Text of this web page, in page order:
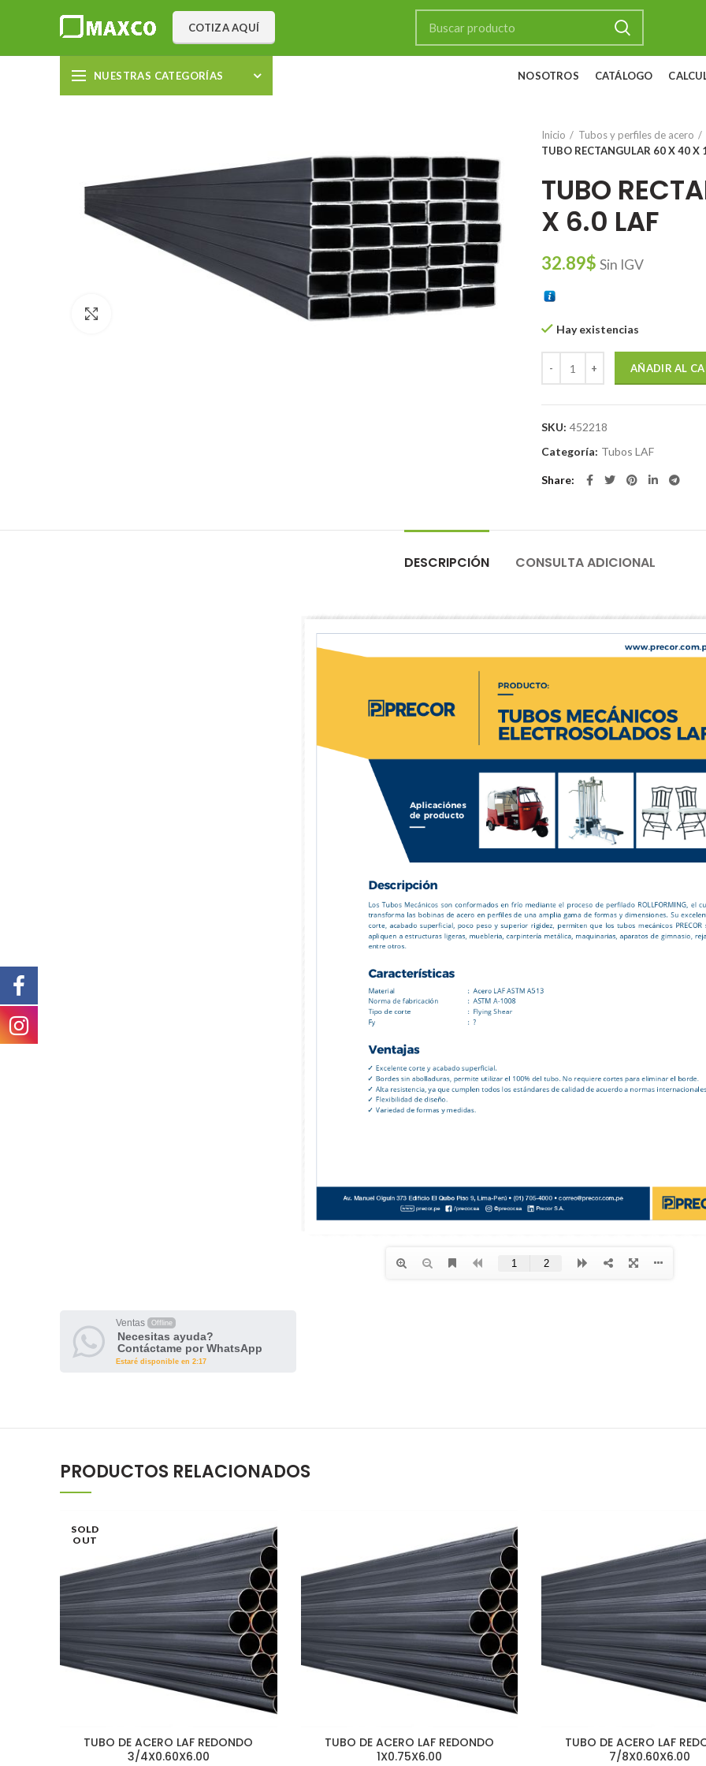
COTIZA AQUÍ
NUESTRAS CATEGORÍAS NOSOTROS CATÁLOGO
Inicio Tubos y perfiles de acero
TUBO RECTANGULAR 60 X 40 X
TUBO
X 6.0 LAF
32.89$ Sin IGV
Hay existencias
AÑADIR AL
SKU: 452218
Categoría: Tubos LAF
Share
DESCRIPCIÓN CONSULTA ADICIONAL
Ventas Offline
Necesitas ayuda?
Contáctame por WhatsApp
Estaré disponible en 2:17
PRODUCTOS RELACIONADOS
SOLD
OUT
TUBO DE ACERO LAF REDONDO
3/4X0.60X6.00
TUBO DE ACERO LAF REDONDO
1X0.75X6.00
TUBO DE ACERO LAF
7/8X0.60X6.00